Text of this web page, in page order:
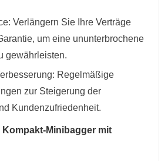
Verlängern Sie Ihre Verträge
um eine ununterbrochene
gewährleisten.
Regelmäßige
zur Steigerung der
Kundenzufriedenheit.